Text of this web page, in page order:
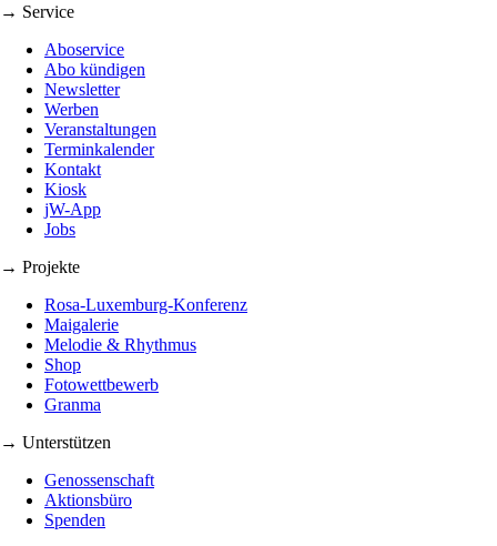
→ Service
Aboservice
Abo kündigen
Newsletter
Werben
Veranstaltungen
Terminkalender
Kontakt
Kiosk
jW-App
Jobs
→ Projekte
Rosa-Luxemburg-Konferenz
Maigalerie
Melodie & Rhythmus
Shop
Fotowettbewerb
Granma
→ Unterstützen
Genossenschaft
Aktionsbüro
Spenden